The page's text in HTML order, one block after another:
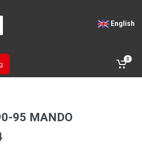
English
0
95 MANDO